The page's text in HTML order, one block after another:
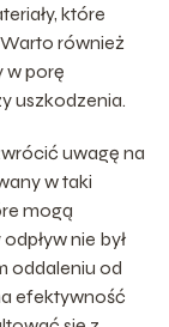
które
również
w porę
uszkodzenia.
uwagę na
w taki
mogą
nie był
oddaleniu od
efektywność